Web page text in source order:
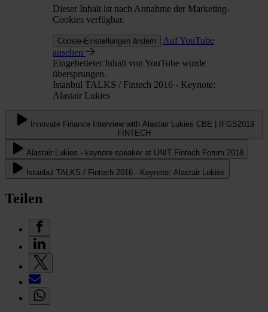
Dieser Inhalt ist nach Annahme der Marketing-
Cookies verfügbar.
Cookie-Einstellungen ändern
Auf YouTube
ansehen
Eingebetteter Inhalt von YouTube wurde
übersprungen.
Istanbul TALKS / Fintech 2016 - Keynote:
Alastair Lukies
Innovate Finance Interview with Alastair Lukies CBE | IFGS2019
FINTECH
Alastair Lukies - keynote speaker at UNIT Fintech Forum 2018
Istanbul TALKS / Fintech 2016 - Keynote: Alastair Lukies
Teilen